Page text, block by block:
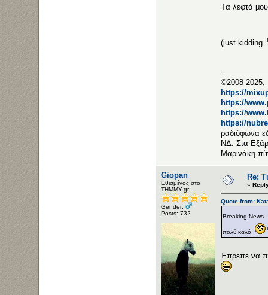
Tα λεφτά
(just kidding
©2008-2025,
https://
https://
https://
https://
ραδιόφωνα
ΝΔ: Στα
Μαρινάκη
Giopan
Εθισμένος στο
ΤΗΜΜΥ.gr
Gender:
Posts: 732
Re:
«
Quote from:
Breaking News
πολύ καλό
Έπρεπε να